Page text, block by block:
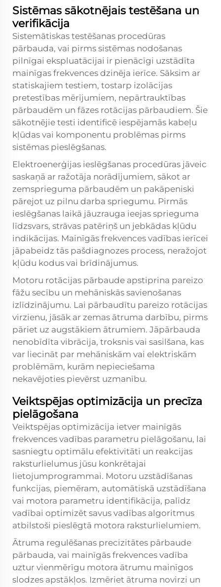
Sistēmas sākotnējais testēšana un
verifikācija
Sistemātiskas testēšanas procedūras
pārbauda, vai pirms sistēmas nodošanas
pilnīgai ekspluatācijai ir pienācīgi uzstādīta
mainīgas frekvences dzinēja ierīce. Sāksim ar
statiskajiem testiem, tostarp izolācijas
pretestības mērījumiem, nepārtrauktības
pārbaudēm un fāzes rotācijas pārbaudiem. Šie
sākotnējie testi identificē iespējamās kabeļu
kļūdas vai komponentu problēmas pirms
sistēmas pieslēgšanas.
Elektroenerģijas ieslēgšanas procedūras jāveic
saskaņā ar ražotāja norādījumiem, sākot ar
zemsprieguma pārbaudēm un pakāpeniski
pārejot uz pilnu darba spriegumu. Pirmās
ieslēgšanas laikā jāuzrauga ieejas sprieguma
līdzsvars, strāvas patēriņš un jebkādas kļūdu
indikācijas. Mainīgās frekvences vadības ierīcei
jāpabeidz tās pašdiagnozes process, neražojot
kļūdu kodus vai brīdinājumus.
Motoru rotācijas pārbaude apstiprina pareizo
fāžu secību un mehāniskās savienošanas
izlīdzinājumu. Lai pārbaudītu pareizo rotācijas
virzienu, jāsāk ar zemas ātruma darbību, pirms
pāriet uz augstākiem ātrumiem. Jāpārbauda
nenobīdīta vibrācija, troksnis vai sasilšana, kas
var liecināt par mehāniskām vai elektriskām
problēmām, kurām nepieciešama
nekavējoties pievērst uzmanību.
Veiktspējas optimizācija un precīza
pielāgošana
Veiktspējas optimizācija ietver mainīgās
frekvences vadības parametru pielāgošanu, lai
sasniegtu optimālu efektivitāti un reakcijas
raksturlielumus jūsu konkrētajai
lietojumprogrammai. Motoru uzstādīšanas
funkcijas, piemēram, automātiskā uzstādīšana
vai motora parametru identifikācija, palīdz
vadībai optimizēt savus vadības algoritmus
atbilstoši pieslēgtā motora raksturlielumiem.
Ātruma regulēšanas precizitātes pārbaude
pārbauda, vai mainīgās frekvences vadība
uztur vienmērīgu motora ātrumu mainīgos
slodzes apstākļos. Izmēriet ātruma novirzi un